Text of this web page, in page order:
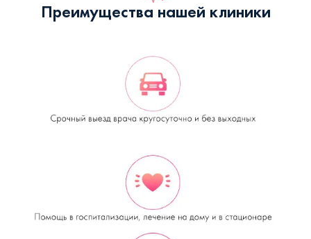
Преимущества нашей клиники